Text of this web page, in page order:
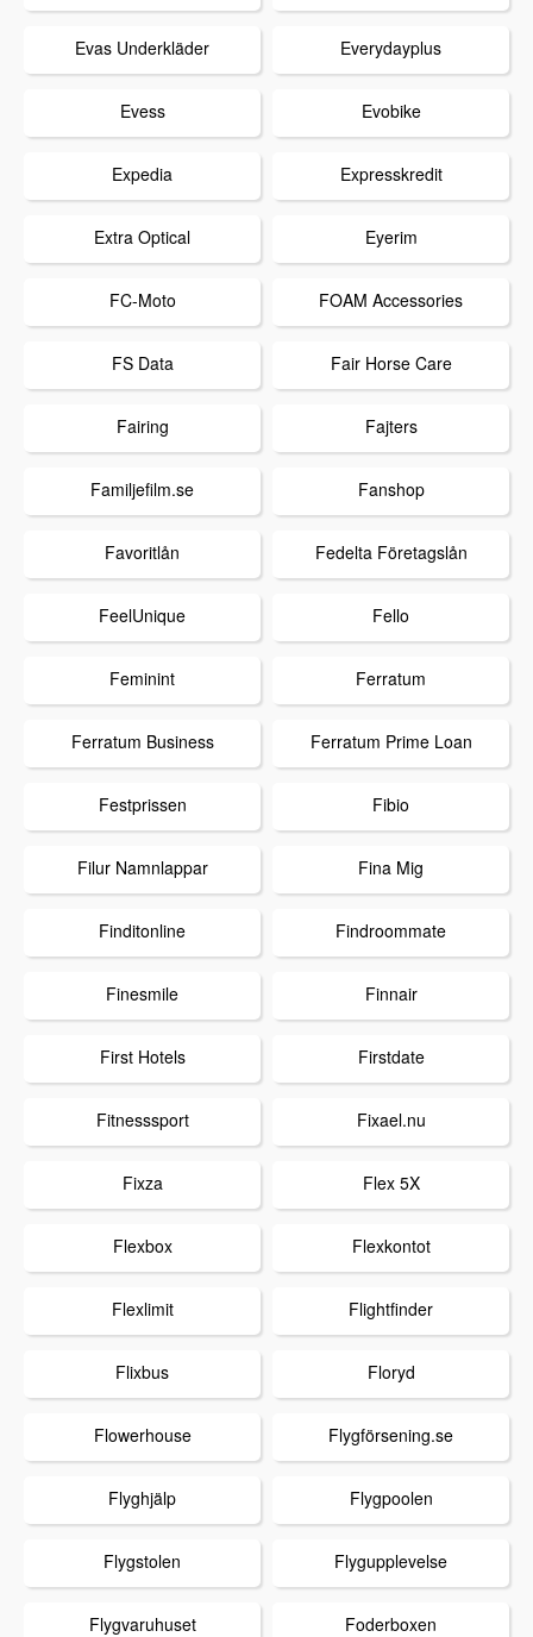
Evas Underkläder Everydayplus
Evess Evobike
Expedia Expresskredit
Extra Optical Eyerim
FC-Moto FOAM Accessories
FS Data Fair Horse Care
Fairing Fajters
Familjefilm.se Fanshop
Favoritlån Fedelta Företagslån
FeelUnique Fello
Feminint Ferratum
Ferratum Business Ferratum Prime Loan
Festprissen Fibio
Filur Namnlappar Fina Mig
Finditonline Findroommate
Finesmile Finnair
First Hotels Firstdate
Fitnesssport Fixael.nu
Fixza Flex 5X
Flexbox Flexkontot
Flexlimit Flightfinder
Flixbus Floryd
Flowerhouse Flygförsening.se
Flyghjälp Flygpoolen
Flygstolen Flygupplevelse
Flygvaruhuset Foderboxen